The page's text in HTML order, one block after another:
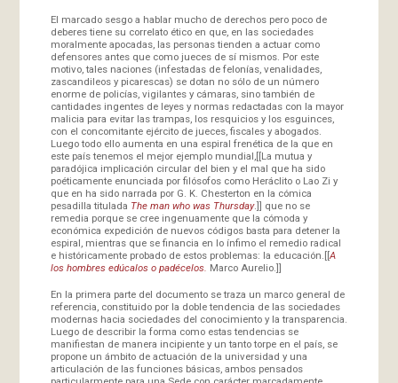
El marcado sesgo a hablar mucho de derechos pero poco de
deberes tiene su correlato ético en que, en las sociedades
moralmente apocadas, las personas tienden a actuar como
defensores antes que como jueces de sí mismos. Por este
motivo, tales naciones (infestadas de felonías, venalidades,
zascandileos y picarescas) se dotan no sólo de un número
enorme de policías, vigilantes y cámaras, sino también de
cantidades ingentes de leyes y normas redactadas con la mayor
malicia para evitar las trampas, los resquicios y los esguinces,
con el concomitante ejército de jueces, fiscales y abogados.
Luego todo ello aumenta en una espiral frenética de la que en
este país tenemos el mejor ejemplo mundial,[[La mutua y
paradójica implicación circular del bien y el mal que ha sido
poéticamente enunciada por filósofos como Heráclito o Lao Zi y
que en ha sido narrada por G. K. Chesterton en la cómica
pesadilla titulada The man who was Thursday.]] que no se
remedia porque se cree ingenuamente que la cómoda y
económica expedición de nuevos códigos basta para detener la
espiral, mientras que se financia en lo ínfimo el remedio radical
e históricamente probado de estos problemas: la educación.[[A
los hombres edúcalos o padécelos. Marco Aurelio.]]
En la primera parte del documento se traza un marco general de
referencia, constituido por la doble tendencia de las sociedades
modernas hacia sociedades del conocimiento y la transparencia.
Luego de describir la forma como estas tendencias se
manifiestan de manera incipiente y un tanto torpe en el país, se
propone un ámbito de actuación de la universidad y una
articulación de las funciones básicas, ambos pensados